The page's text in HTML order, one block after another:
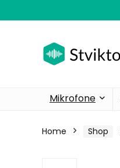
Mikrofone
Home Shop